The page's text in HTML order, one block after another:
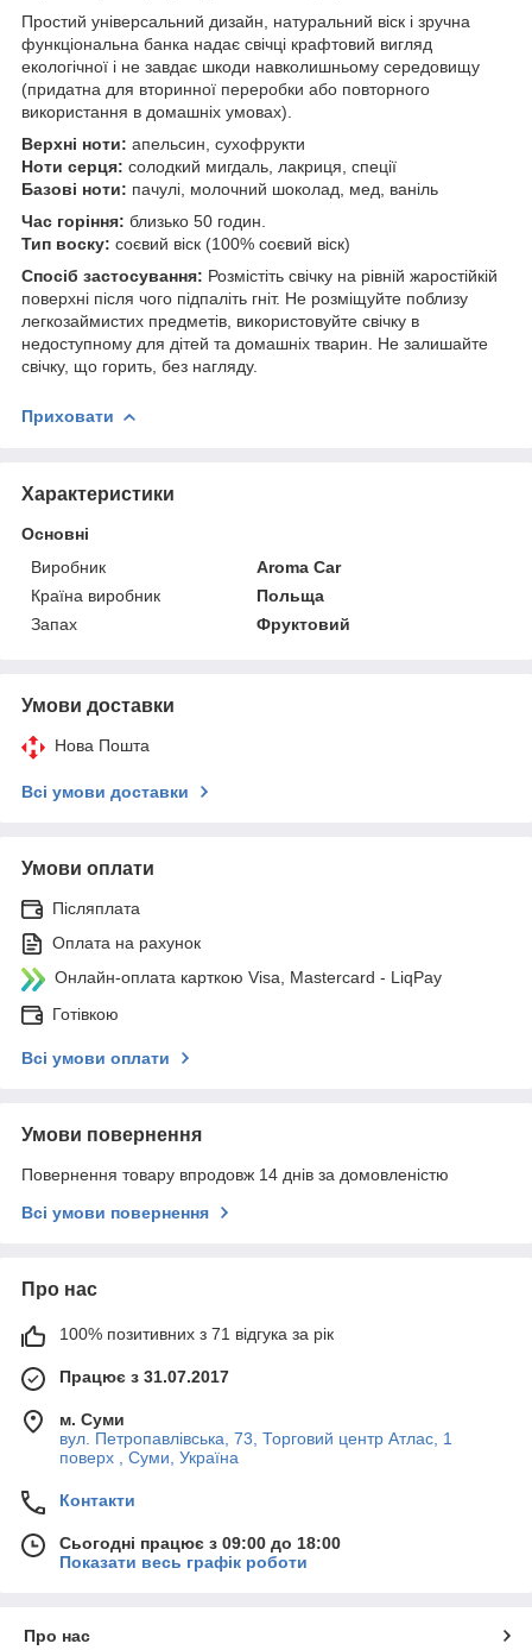
Простий універсальний дизайн, натуральний віск і зручна
функціональна банка надає свічці крафтовий вигляд
екологічної і не завдає шкоди навколишньому середовищу
(придатна для вторинної переробки або повторного
використання в домашніх умовах).
Верхні ноти: апельсин, сухофрукти
Ноти серця: солодкий мигдаль, лакриця, спеції
Базові ноти: пачулі, молочний шоколад, мед, ваніль
Час горіння: близько 50 годин.
Тип воску: соєвий віск (100% соєвий віск)
Спосіб застосування: Розмістіть свічку на рівній жаростійкій
поверхні після чого підпаліть гніт. Не розміщуйте поблизу
легкозаймистих предметів, використовуйте свічку в
недоступному для дітей та домашніх тварин. Не залишайте
свічку, що горить, без нагляду.
Приховати
Характеристики
Основні
Виробник
Aroma Car
Країна виробник
Польща
Запах
Фруктовий
Умови доставки
Нова Пошта
Всі умови доставки
Умови оплати
Післяплата
Оплата на рахунок
Онлайн-оплата карткою Visa, Mastercard - LiqPay
Готівкою
Всі умови оплати
Умови повернення
Повернення товару впродовж 14 днів за домовленістю
Всі умови повернення
Про нас
100% позитивних з 71 відгука за рік
Працює з 31.07.2017
м. Суми
вул. Петропавлівська, 73, Торговий центр Атлас, 1
поверх , Суми, Україна
Контакти
Сьогодні працює з 09:00 до 18:00
Показати весь графік роботи
Про нас